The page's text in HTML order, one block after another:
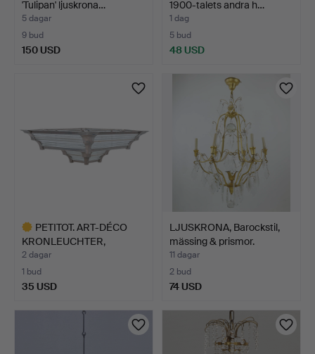
'Tulipan' ljuskrona…
5 dagar
9 bud
150 USD
1900-talets andra h…
1 dag
5 bud
48 USD
PETITOT. ART-DÉCO
KRONLEUCHTER,
TILLVERKAD…
2 dagar
1 bud
35 USD
LJUSKRONA, Barockstil,
mässing & prismor.
11 dagar
2 bud
74 USD